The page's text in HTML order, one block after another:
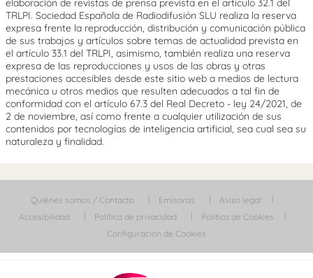
TRLPI. Sociedad Española de Radiodifusión SLU realiza la reserva
expresa frente la reproducción, distribución y comunicación pública
de sus trabajos y artículos sobre temas de actualidad prevista en
el artículo 33.1 del TRLPI, asimismo, también realiza una reserva
expresa de las reproducciones y usos de las obras y otras
prestaciones accesibles desde este sitio web a medios de lectura
mecánica u otros medios que resulten adecuados a tal fin de
conformidad con el artículo 67.3 del Real Decreto - ley 24/2021, de
2 de noviembre, así como frente a cualquier utilización de sus
contenidos por tecnologías de inteligencia artificial, sea cual sea su
naturaleza y finalidad.
Quiénes somos / Contacta Emisoras
Aviso legal
Accesibilidad
Política de privacidad
Política de Cookies
Configuración de Cookies